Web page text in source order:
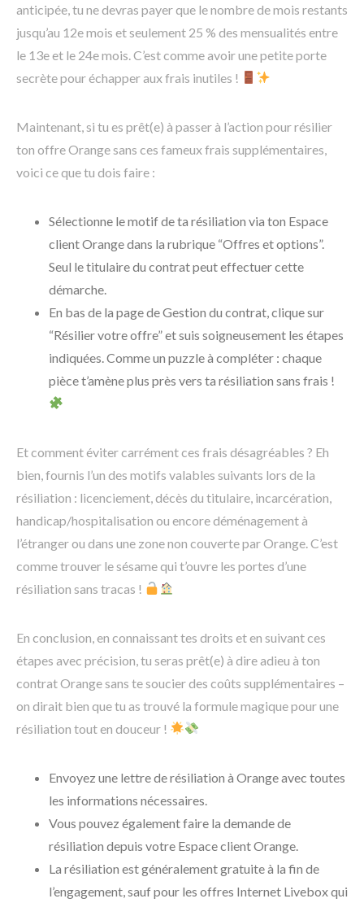
anticipée, tu ne devras payer que le nombre de mois restants
jusqu’au 12e mois et seulement 25 % des mensualités entre
le 13e et le 24e mois. C’est comme avoir une petite porte
secrète pour échapper aux frais inutiles !
Maintenant, si tu es prêt(e) à passer à l’action pour résilier
ton offre Orange sans ces fameux frais supplémentaires,
voici ce que tu dois faire :
Sélectionne le motif de ta résiliation via ton Espace
client Orange dans la rubrique “Offres et options”.
Seul le titulaire du contrat peut effectuer cette
démarche.
En bas de la page de Gestion du contrat, clique sur
“Résilier votre offre” et suis soigneusement les étapes
indiquées. Comme un puzzle à compléter : chaque
pièce t’amène plus près vers ta résiliation sans frais !
Et comment éviter carrément ces frais désagréables ? Eh
bien, fournis l’un des motifs valables suivants lors de la
résiliation : licenciement, décès du titulaire, incarcération,
handicap/hospitalisation ou encore déménagement à
l’étranger ou dans une zone non couverte par Orange. C’est
comme trouver le sésame qui t’ouvre les portes d’une
résiliation sans tracas !
En conclusion, en connaissant tes droits et en suivant ces
étapes avec précision, tu seras prêt(e) à dire adieu à ton
contrat Orange sans te soucier des coûts supplémentaires –
on dirait bien que tu as trouvé la formule magique pour une
résiliation tout en douceur !
Envoyez une lettre de résiliation à Orange avec toutes
les informations nécessaires.
Vous pouvez également faire la demande de
résiliation depuis votre Espace client Orange.
La résiliation est généralement gratuite à la fin de
l’engagement, sauf pour les offres Internet Livebox qui